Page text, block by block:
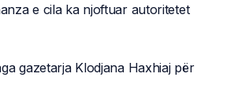
e cila ka njoftuar autoritetet
gazetarja Klodjana Haxhiaj për